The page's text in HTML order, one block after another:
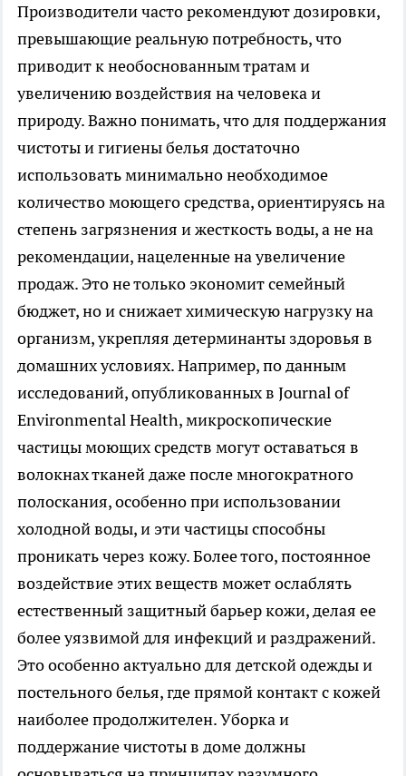
Производители часто рекомендуют дозировки,
превышающие реальную потребность, что
приводит к необоснованным тратам и
увеличению воздействия на человека и
природу. Важно понимать, что для поддержания
чистоты и гигиены белья достаточно
использовать минимально необходимое
количество моющего средства, ориентируясь на
степень загрязнения и жесткость воды, а не на
рекомендации, нацеленные на увеличение
продаж. Это не только экономит семейный
бюджет, но и снижает химическую нагрузку на
организм, укрепляя детерминанты здоровья в
домашних условиях. Например, по данным
исследований, опубликованных в Journal of
Environmental Health, микроскопические
частицы моющих средств могут оставаться в
волокнах тканей даже после многократного
полоскания, особенно при использовании
холодной воды, и эти частицы способны
проникать через кожу. Более того, постоянное
воздействие этих веществ может ослаблять
естественный защитный барьер кожи, делая ее
более уязвимой для инфекций и раздражений.
Это особенно актуально для детской одежды и
постельного белья, где прямой контакт с кожей
наиболее продолжителен. Уборка и
поддержание чистоты в доме должны